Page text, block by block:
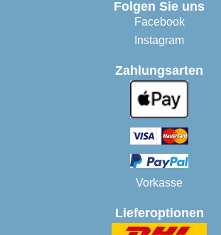
Folgen Sie uns
Facebook
Instagram
Zahlungsarten
Vorkasse
Lieferoptionen